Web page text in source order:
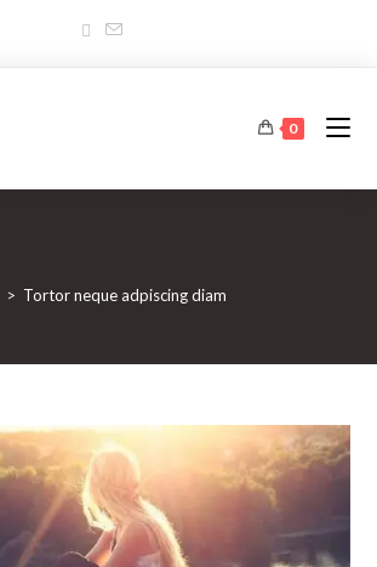
0
> Tortor neque adpiscing diam